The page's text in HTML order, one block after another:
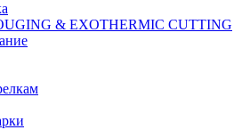
& EXOTHERMIC CUTTING